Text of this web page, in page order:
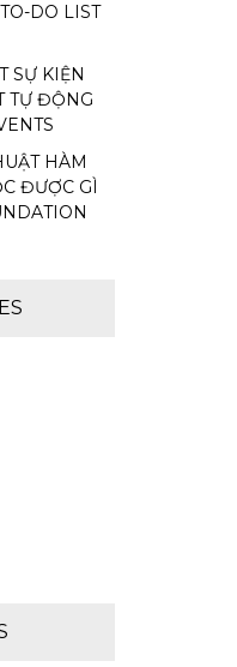
DO LIST
SỰ KIỆN
TỰ ĐỘNG
HÀM
ĐƯỢC GÌ